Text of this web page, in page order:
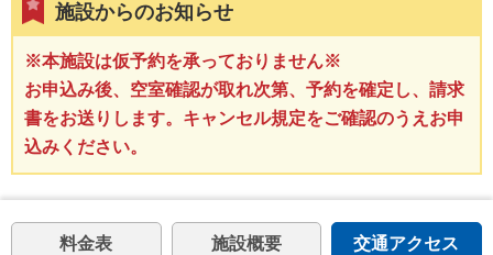
施設からのお知らせ
※本施設は仮予約を承っておりません※
お申込み後、空室確認が取れ次第、予約を確定し、請求
書をお送りします。キャンセル規定をご確認のうえお申
込みください。
料金表 施設概要 交通アクセス